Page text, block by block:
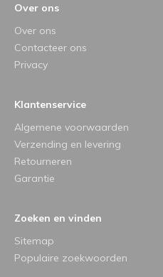
Over ons
Over ons
Contacteer ons
Privacy
Klantenservice
Algemene voorwaarden
Verzending en levering
Retourneren
Garantie
Zoeken en vinden
Sitemap
Populaire zoekwoorden